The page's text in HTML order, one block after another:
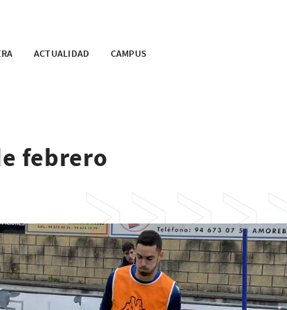
ACTUALIDAD CAMPUS
febrero